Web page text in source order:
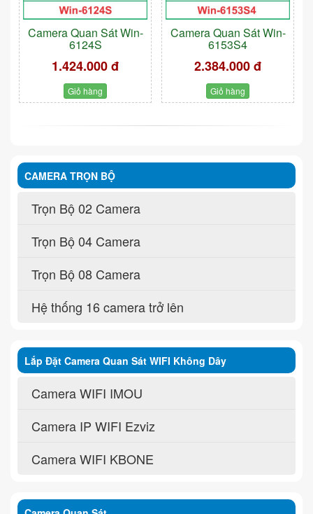
Camera Quan Sát Win-
6124S
1.424.000 đ
Giỏ hàng
Camera Quan Sát Win-
6153S4
2.384.000 đ
Giỏ hàng
CAMERA TRỌN BỘ
Trọn Bộ 02 Camera
Trọn Bộ 04 Camera
Trọn Bộ 08 Camera
Hệ thống 16 camera trở lên
Lắp Đặt Camera Quan Sát WIFI Không Dây
Camera WIFI IMOU
Camera IP WIFI Ezviz
Camera WIFI KBONE